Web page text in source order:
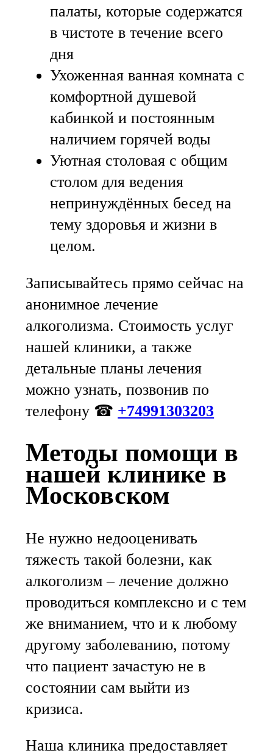
палаты, которые содержатся
в чистоте в течение всего
дня
Ухоженная ванная комната с
комфортной душевой
кабинкой и постоянным
наличием горячей воды
Уютная столовая с общим
столом для ведения
непринуждённых бесед на
тему здоровья и жизни в
целом.
Записывайтесь прямо сейчас на
анонимное лечение
алкоголизма. Стоимость услуг
нашей клиники, а также
детальные планы лечения
можно узнать, позвонив по
телефону ☎ +74991303203
Методы помощи в
нашей клинике в
Московском
Не нужно недооценивать
тяжесть такой болезни, как
алкоголизм – лечение должно
проводиться комплексно и с тем
же вниманием, что и к любому
другому заболеванию, потому
что пациент зачастую не в
состоянии сам выйти из
кризиса.
Наша клиника предоставляет